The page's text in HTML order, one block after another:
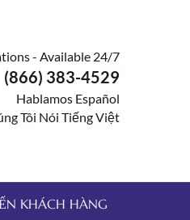
- Available 24/7
(866) 383-4529
Hablamos Español
Tôi Nói Tiếng Việt
KHÁCH HÀNG